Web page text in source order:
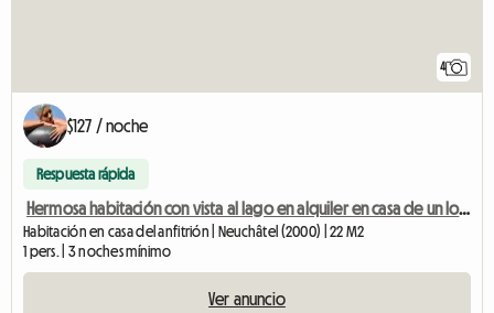
4
$127 / noche
Respuesta rápida
Hermosa habitación con vista al lago en alquiler en casa de un local
Habitación en casa del anfitrión | Neuchâtel (2000) | 22 M2
1 pers. | 3 noches mínimo
Ver anuncio